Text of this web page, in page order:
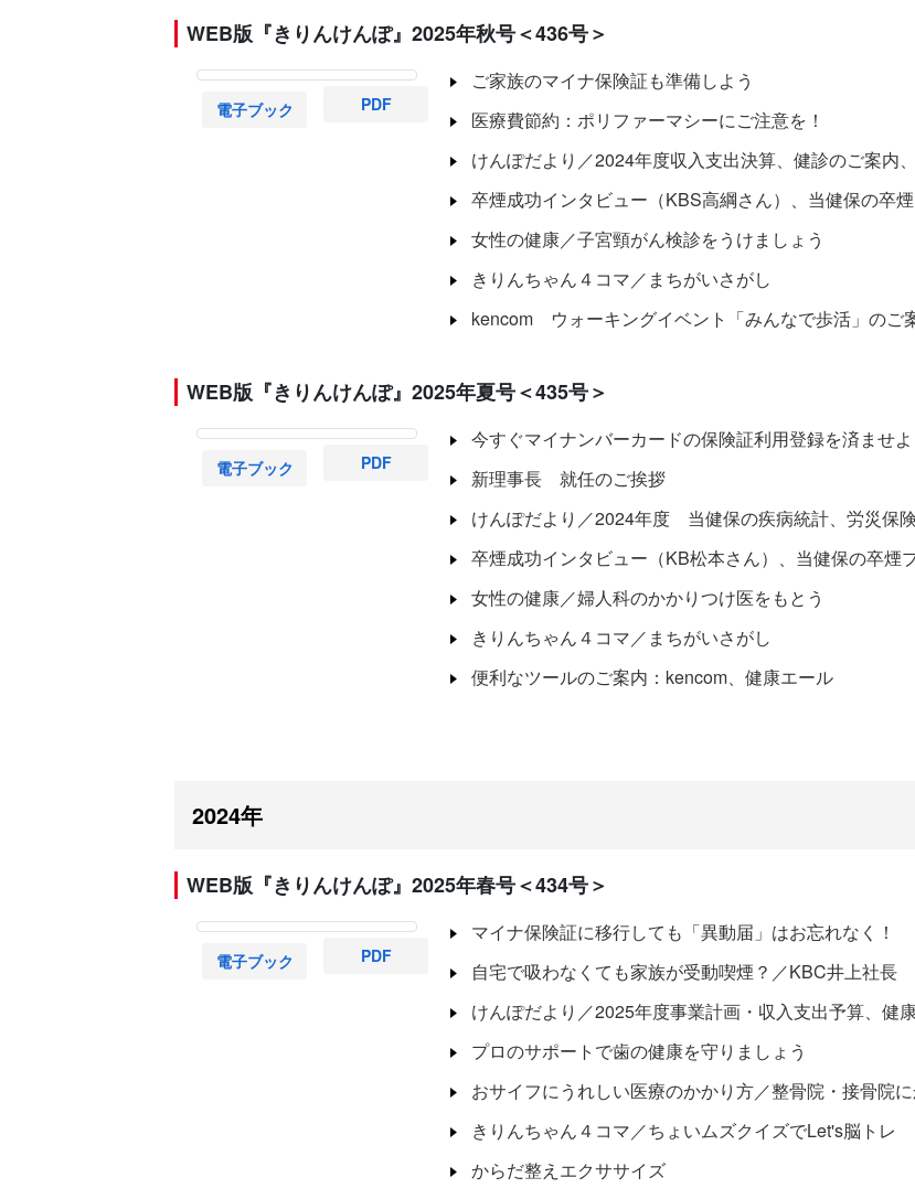
WEB版『きりんけんぽ』2025年秋号＜436号＞
電子ブック PDF
ご家族のマイナ保険証も準備しよう
医療費節約：ポリファーマシーにご注意を！
けんぽだより／2024年度収入支出決算、健診のご案内
卒煙成功インタビュー（KBS高綱さん）、当健保の卒
女性の健康／子宮頸がん検診をうけましょう
きりんちゃん４コマ／まちがいさがし
kencom ウォーキングイベント「みんなで歩活」のご
WEB版『きりんけんぽ』2025年夏号＜435号＞
電子ブック PDF
今すぐマイナンバーカードの保険証利用登録を済ませよ
新理事長 就任のご挨拶
けんぽだより／2024年度 当健保の疾病統計、労災保
卒煙成功インタビュー（KB松本さん）、当健保の卒煙
女性の健康／婦人科のかかりつけ医をもとう
きりんちゃん４コマ／まちがいさがし
便利なツールのご案内：kencom、健康エール
2024年
WEB版『きりんけんぽ』2025年春号＜434号＞
電子ブック PDF
マイナ保険証に移行しても「異動届」はお忘れなく！
自宅で吸わなくても家族が受動喫煙？／KBC井上社長
けんぽだより／2025年度事業計画・収入支出予算、
プロのサポートで歯の健康を守りましょう
おサイフにうれしい医療のかかり方／整骨院・接骨院
きりんちゃん４コマ／ちょいムズクイズでLet's脳トレ
からだ整えエクササイズ